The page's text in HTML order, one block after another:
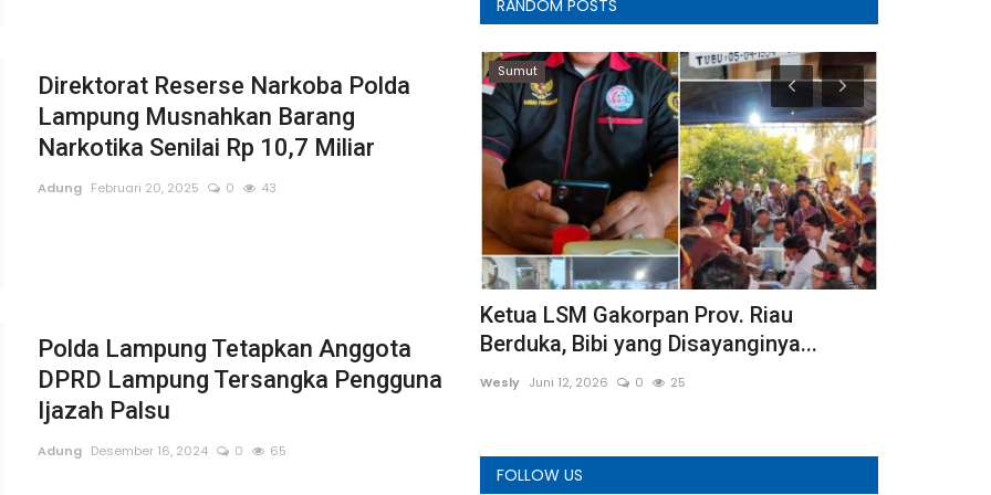
Direktorat Reserse Narkoba Polda
Lampung Musnahkan Barang
Narkotika Senilai Rp 10,7 Miliar
Adung Februari 20, 2025 0 43
Polda Lampung Tetapkan Anggota
DPRD Lampung Tersangka Pengguna
Ijazah Palsu
Adung Desember 16, 2024 0 65
RANDOM POSTS
Penyalahgunaan BBM...
Wesly Agustus 1, 2026 0 66
Sumut
Ketua LSM Gakorpan Prov. Riau
Berduka, Bibi yang Disayanginya...
Wesly Juni 12, 2026 0 25
FOLLOW US